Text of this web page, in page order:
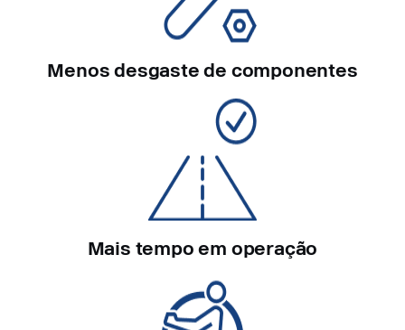
Menos desgaste de componentes
Mais tempo em operação